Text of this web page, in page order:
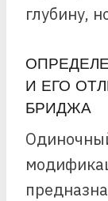
глубину,
И ЕГО
БРИДЖА